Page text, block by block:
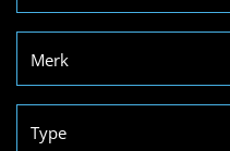
Merk
Type